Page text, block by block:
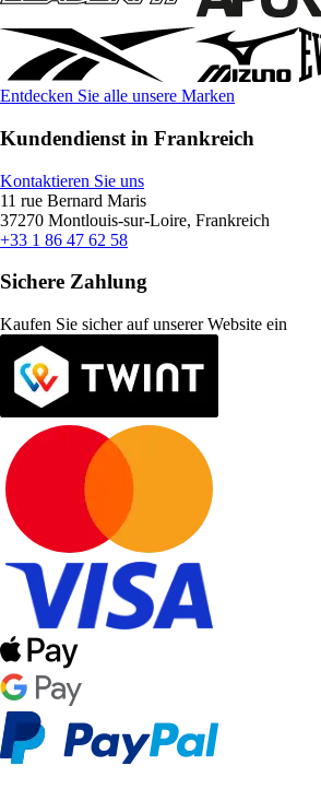
Entdecken Sie alle unsere Marken
Kundendienst in Frankreich
Kontaktieren Sie uns
11 rue Bernard Maris
37270 Montlouis-sur-Loire, Frankreich
+33 1 86 47 62 58
Sichere Zahlung
Kaufen Sie sicher auf unserer Website ein